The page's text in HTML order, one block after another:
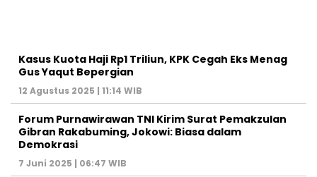
Kasus Kuota Haji Rp1 Triliun, KPK Cegah Eks Menag
Gus Yaqut Bepergian
12 Agustus 2025 | 11:14 WIB
Forum Purnawirawan TNI Kirim Surat Pemakzulan
Gibran Rakabuming, Jokowi: Biasa dalam
Demokrasi
7 Juni 2025 | 06:47 WIB